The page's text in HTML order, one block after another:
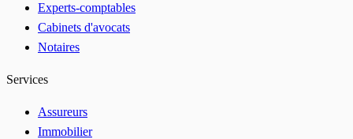
Experts-comptables
Cabinets d'avocats
Notaires
Services
Assureurs
Immobilier